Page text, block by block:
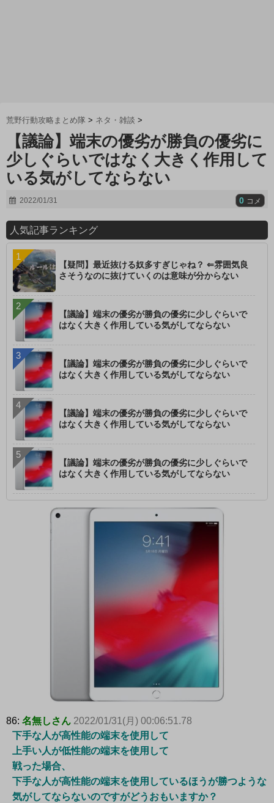
荒野行動攻略まとめ隊 > ネタ・雑談 >
【議論】端末の優劣が勝負の優劣に
少しぐらいではなく大きく作用して
いる気がしてならない
2022/01/31 0 コメ
人気記事ランキング
【疑問】最近抜ける奴多すぎじゃね？ ⇐雰囲気良
さそうなのに抜けていくのは意味が分からない
【議論】端末の優劣が勝負の優劣に少しぐらいで
はなく大きく作用している気がしてならない
【議論】端末の優劣が勝負の優劣に少しぐらいで
はなく大きく作用している気がしてならない
【議論】端末の優劣が勝負の優劣に少しぐらいで
はなく大きく作用している気がしてならない
【議論】端末の優劣が勝負の優劣に少しぐらいで
はなく大きく作用している気がしてならない
86: 名無しさん 2022/01/31(月) 00:06:51.78
下手な人が高性能の端末を使用して
上手い人が低性能の端末を使用して
戦った場合、
下手な人が高性能の端末を使用しているほうが勝つような
気がしてならないのですがどうおもいますか？